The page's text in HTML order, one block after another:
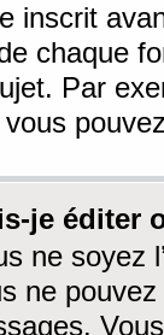
inscrit
chaque
Par
je éditer
ne soyez
ne